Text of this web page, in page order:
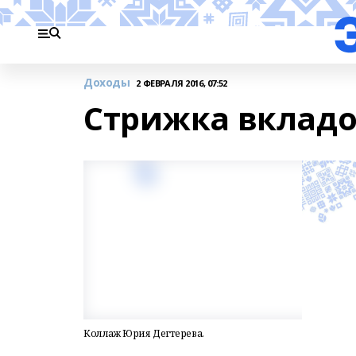
Доходы 2 ФЕВРАЛЯ 2016, 07:52
Стрижка
Коллаж Юрия Дегтерева.